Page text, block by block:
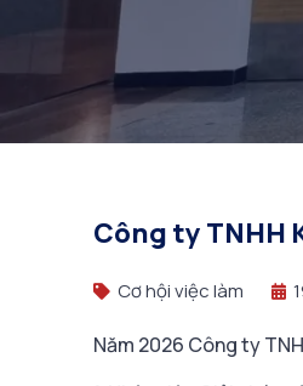
Công ty TNHH
Cơ hội việc làm
Năm 2026 Công ty